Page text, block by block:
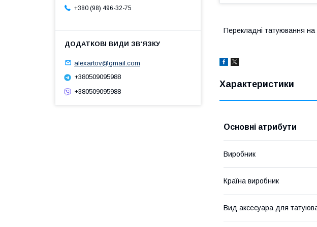
Перекладні татуювання на
Характеристики
Основні атрибути
Виробник
Країна виробник
Вид аксесуара для
+380 (98) 496-32-75
alexartov@gmail.com
+380509095988
+380509095988